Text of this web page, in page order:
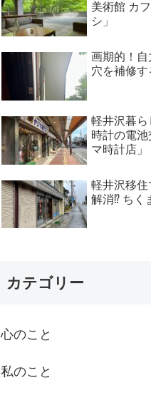
美術館 カ
シ」
画期的！
穴を補修す
軽井沢暮ら
時計の電
マ時計店」
軽井沢移住
解消⁉ ちく
カテゴリー
心のこと
私のこと